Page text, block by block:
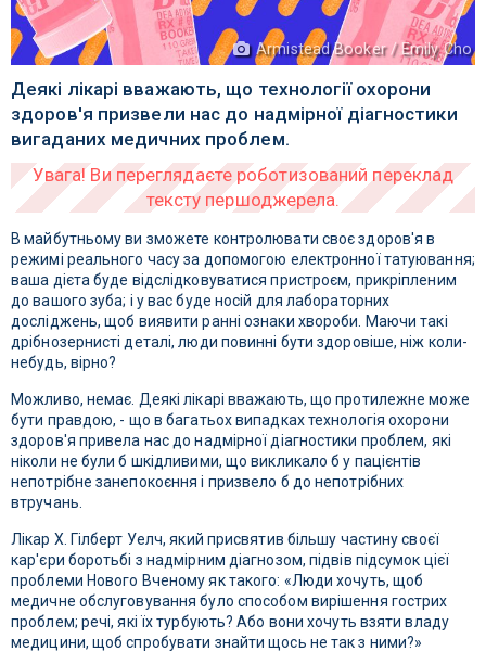
Armistead Booker / Emily Cho
Деякі лікарі вважають, що технології охорони
здоров'я призвели нас до надмірної діагностики
вигаданих медичних проблем.
В майбутньому ви зможете контролювати своє здоров'я в
режимі реального часу за допомогою електронної татуювання;
ваша дієта буде відслідковуватися пристроєм, прикріпленим
до вашого зуба; і у вас буде носій для лабораторних
досліджень, щоб виявити ранні ознаки хвороби. Маючи такі
дрібнозернисті деталі, люди повинні бути здоровіше, ніж коли-
небудь, вірно?
Можливо, немає. Деякі лікарі вважають, що протилежне може
бути правдою, - що в багатьох випадках технологія охорони
здоров'я привела нас до надмірної діагностики проблем, які
ніколи не були б шкідливими, що викликало б у пацієнтів
непотрібне занепокоєння і призвело б до непотрібних
втручань.
Лікар Х. Гілберт Уелч, який присвятив більшу частину своєї
кар'єри боротьбі з надмірним діагнозом, підвів підсумок цієї
проблеми Нового Вченому як такого: «Люди хочуть, щоб
медичне обслуговування було способом вирішення гострих
проблем; речі, які їх турбують? Або вони хочуть взяти владу
медицини, щоб спробувати знайти щось не так з ними?»